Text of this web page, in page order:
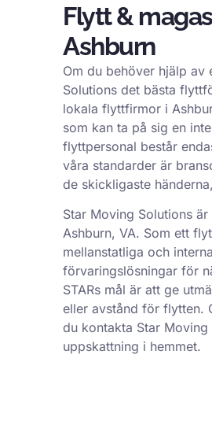
Flytt &
Ashburn
Om du behöver hjälp
Solutions det bästa
lokala flyttfirmor i
som kan ta på sig en
flyttpersonal består
våra standarder är
de skickligaste
Star Moving Solutions
Ashburn, VA. Som ett
mellanstatliga och
förvaringslösningar för
STARs mål är att ge
eller avstånd för flytten.
du kontakta Star
uppskattning i hemmet.